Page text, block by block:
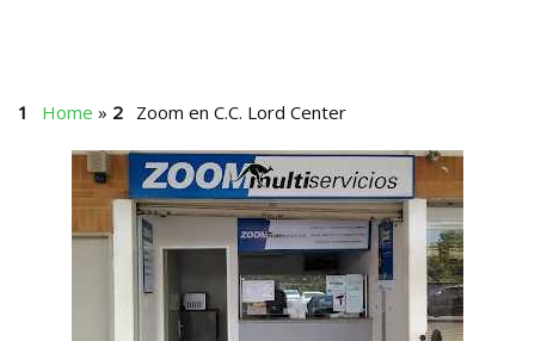
Home » Zoom en C.C. Lord Center